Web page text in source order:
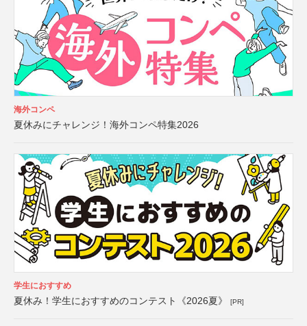
海外コンペ
夏休みにチャレンジ！海外コンペ特集2026
学生におすすめ
夏休み！学生におすすめのコンテスト《2026夏》 [PR]